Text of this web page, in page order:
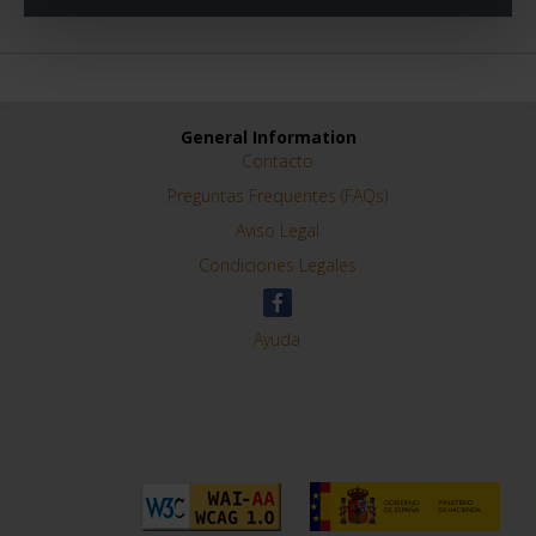
General Information
Contacto
Preguntas Frequentes (FAQs)
Aviso Legal
Condiciones Legales
Ayuda